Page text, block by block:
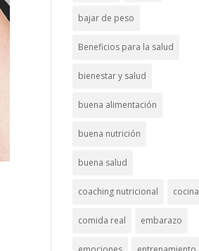
bajar de peso
Beneficios para la salud
bienestar y salud
buena alimentación
buena nutrición
buena salud
coaching nutricional cocina
comida real embarazo